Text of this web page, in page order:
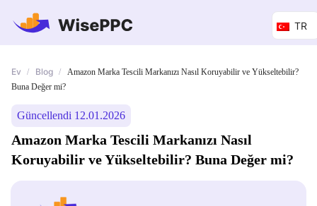
TR
Ev / Blog /
Amazon Marka Tescili Markanızı Nasıl Koruyabilir ve Yükseltebilir?
Buna Değer mi?
Güncellendi 12.01.2026
Amazon Marka Tescili Markanızı Nasıl
Koruyabilir ve Yükseltebilir? Buna Değer mi?